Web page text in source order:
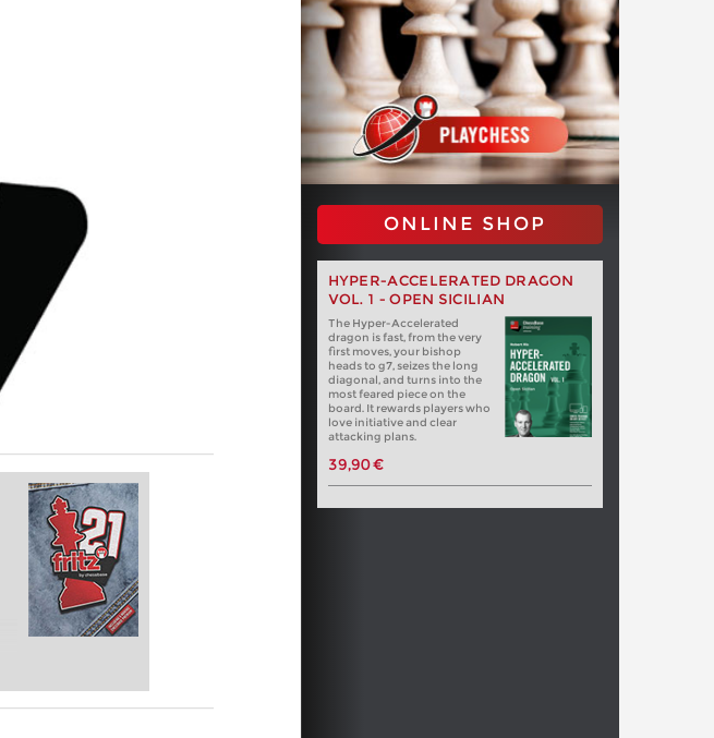
ONLINE SHOP
HYPER-ACCELERATED DRAGON
VOL. 1 - OPEN SICILIAN
The Hyper-Accelerated
dragon is fast, from the very
first moves, your bishop
heads to g7, seizes the long
diagonal, and turns into the
most feared piece on the
board. It rewards players who
love initiative and clear
attacking plans.
39,90 €